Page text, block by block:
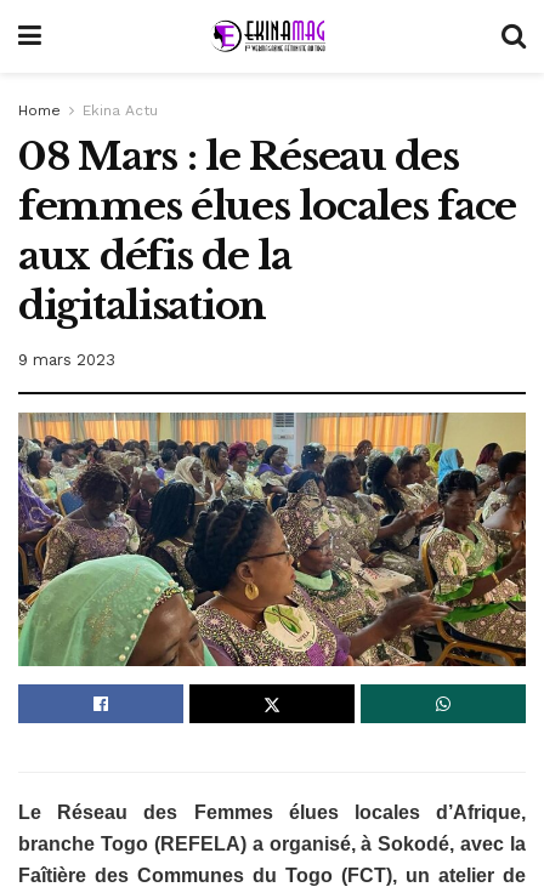
Home Ekina Actu
08 Mars : le Réseau des
femmes élues locales face
aux défis de la
digitalisation
9 mars 2023
Le Réseau des Femmes élues locales d’Afrique,
branche Togo (REFELA) a organisé, à Sokodé, avec la
Faîtière des Communes du Togo (FCT), un atelier de